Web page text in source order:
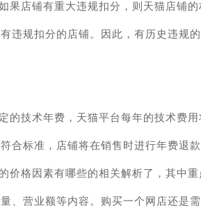
果店铺有重大违规扣分，则天猫店铺
违规扣分的店铺。因此，有历史违规
的技术年费，天猫平台每年的技术费
符合标准，店铺将在销售时进行年费
的价格因素有哪些的相关解析了 ，其中
、营业额等内容。购买一个网店还是